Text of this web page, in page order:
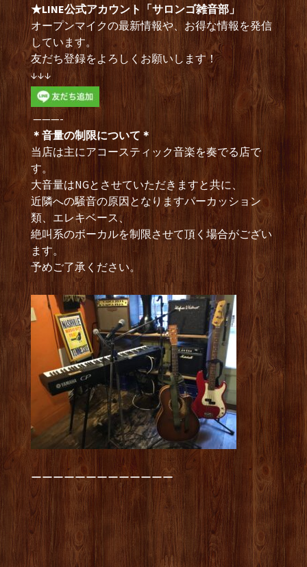
★LINE公式アカウント「サロンゴ雑音部」
オープンマイクの最新情報や、お得な情報を発信
しています。
友だち登録をよろしくお願いします！
↓↓↓
———-
＊音量の制限について＊
当店は主にアコースティック音楽を奏でる店で
す。
大音量はNGとさせていただきますと共に、
近隣への騒音の原因となりますパーカッション
類、エレキベース、
絶叫系のボーカルを制限させて頂く場合がござい
ます。
予めご了承ください。
ーーーーーーーーーーーーー